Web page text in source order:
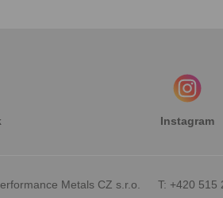
Instagram
Metals CZ s.r.o. T: +420 515